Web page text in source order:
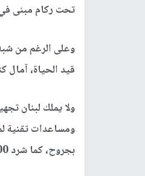
تحت ركام مبنى
وعلى الرغم من
قيد الحياة،
ولا يملك لبنان
بجروح، كما شرد 300 ألف شخص تضررت أو تدمرت منازلهم.